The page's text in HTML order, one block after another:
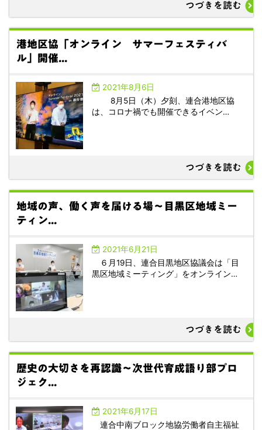
つづきを読む
港地区協「オンライン サマーフェスティバ
ル」開催...
2021年8月6日
8月5日（木）夕刻、連合港地区協
は、コロナ禍でも開催できるイベン…
つづきを読む
地域の声、働く声を届ける場～目黒区地域ミー
ティン...
2021年6月21日
６月19日、連合目黒地区協議会は「目
黒区地域ミーティング」をオンライン…
つづきを読む
歴史の大切さを再認識～次世代育成語り部プロ
ジェク...
2021年6月17日
連合中南ブロック地協労働者自主福祉